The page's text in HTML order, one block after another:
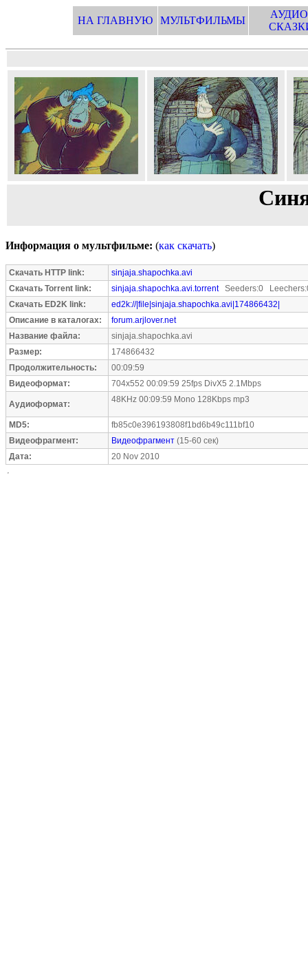
НА ГЛАВНУЮ МУЛЬТФИЛЬМЫ
Информация о мультфильме: (как скачать)
Скачать HTTP link:
sinjaja.shapochka.avi
Скачать Torrent link:
sinjaja.shapochka.avi.torrentSeeders:0
Скачать ED2K link:
ed2k://|file|sinjaja.shapochka.avi|174866432|
Описание в каталогах:
forum.arjlover.net
Название файла:
sinjaja.shapochka.avi
Размер:
174866432
Продолжительность:
00:09:59
Видеоформат:
704x552 00:09:59 25fps DivX5 2.1Mbps
Аудиоформат: 48KHz 00:09:59 Mono 128Kbps mp3
MD5:
fb85c0e396193808f1bd6b49c111bf10
Видеофрагмент:
Видеофрагмент (15-60 сек)
Дата:
20 Nov 2010